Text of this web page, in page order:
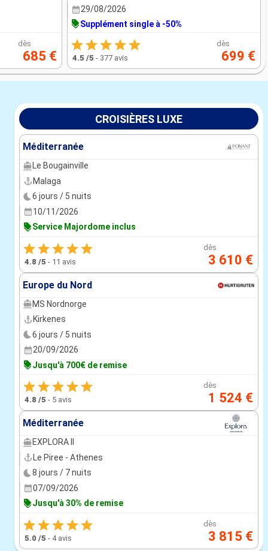
dès
685 €
29/08/2026
Supplément single à -50%
4.5 /5 - 377 avis
dès
699 €
CROISIÈRES LUXE
Méditerranée
Le Bougainville
Malaga
6 jours / 5 nuits
10/11/2026
Service Majordome inclus
4.8 /5 - 11 avis
dès
3 610 €
Europe du Nord
MS Nordnorge
Kirkenes
6 jours / 5 nuits
20/09/2026
Jusqu'à 700€ de remise
4.8 /5 - 5 avis
dès
1 524 €
Méditerranée
EXPLORA II
Le Piree - Athenes
8 jours / 7 nuits
07/09/2026
Jusqu'à 30% de remise
5.0 /5 - 4 avis
dès
3 815 €